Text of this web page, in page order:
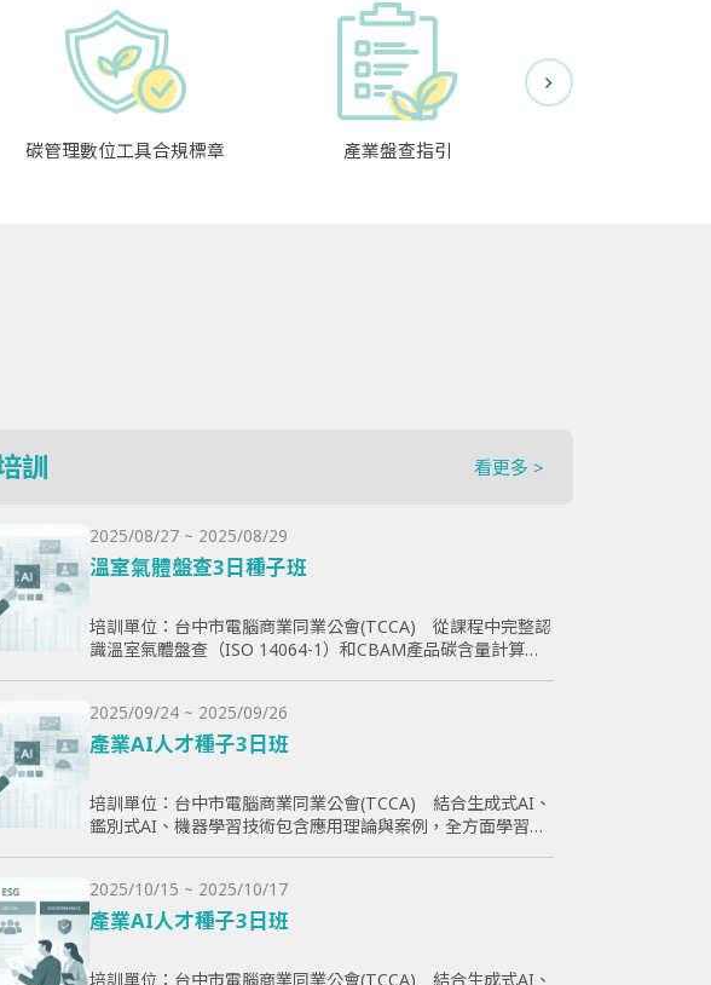
碳管理數位工具合規標章 產業盤查指引
訓 看更多 >
2025/08/27 ~ 2025/08/29
溫室氣體盤查3日種子班
培訓單位：台中市電腦商業同業公會(TCCA) 從課程中完整認
識溫室氣體盤查（ISO 14064-1）和CBAM產品碳含量計算原
企業實現減碳目標。
2025/09/24 ~ 2025/09/26
產業AI人才種子3日班
培訓單位：台中市電腦商業同業公會(TCCA) 結合生成式AI、
鑑別式AI、機器學習技術包含應用理論與案例，全方面學習與
2025/10/15 ~ 2025/10/17
產業AI人才種子3日班
培訓單位：台中市電腦商業同業公會(TCCA) 結合生成式AI、